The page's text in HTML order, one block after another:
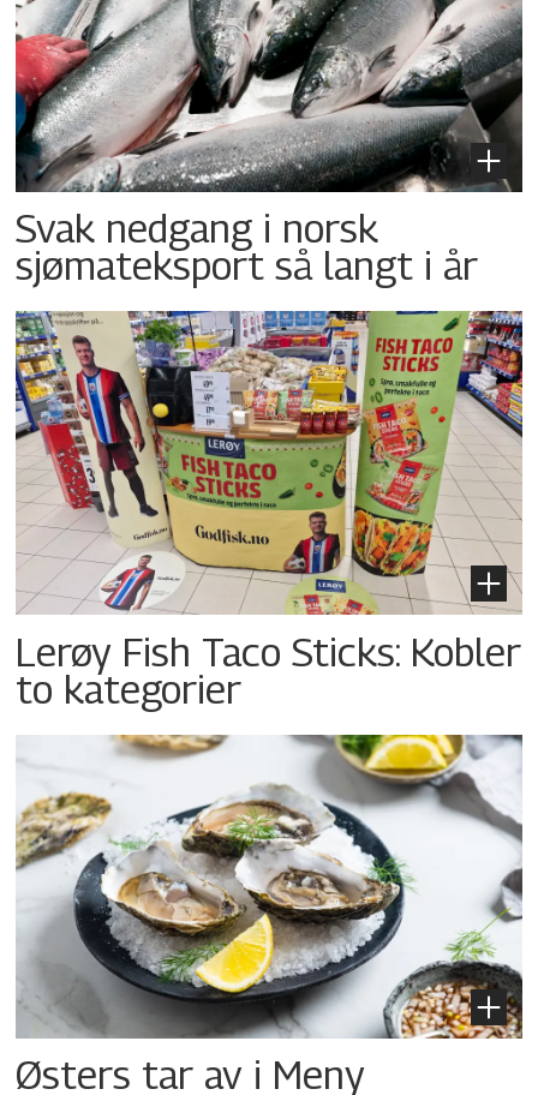
Svak nedgang i norsk
sjømateksport så langt i år
Lerøy Fish Taco Sticks: Kobler
to kategorier
Østers tar av i Meny